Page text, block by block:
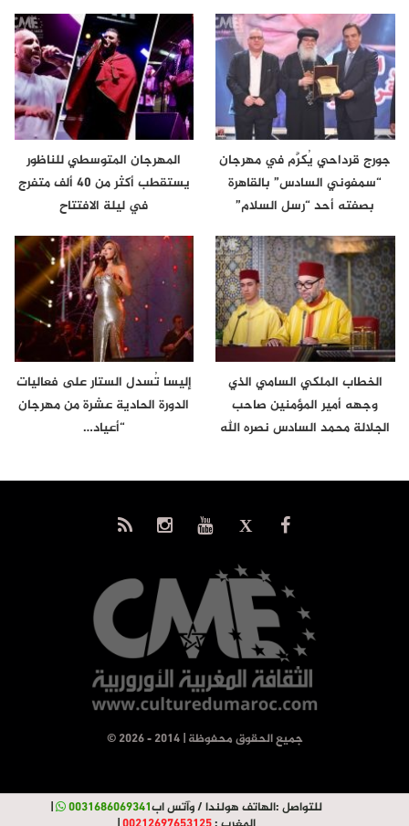
جورج قرداحي يُكرَّم في مهرجان
“سمفوني السادس” بالقاهرة
بصفته أحد “رسل السلام”
المهرجان المتوسطي للناظور
يستقطب أكثر من 40 ألف متفرج
في ليلة الافتتاح
الخطاب الملكي السامي الذي
وجهه أمير المؤمنين صاحب
الجلالة محمد السادس نصره الله
إليسا تُسدل الستار على فعاليات
الدورة الحادية عشرة من مهرجان
“أعياد…
© جميع الحقوق محفوظة | 2014 - 2026
للتواصل :الهاتف هولندا / وآتس اب0031686069341
|